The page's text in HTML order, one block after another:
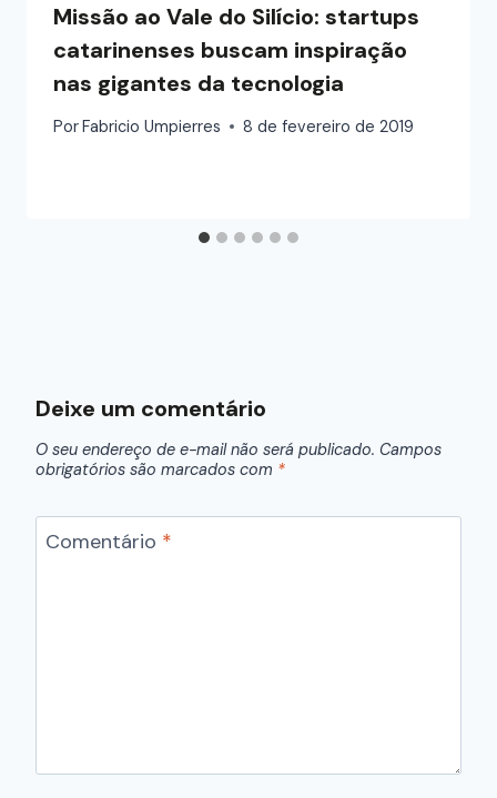
Missão ao Vale do Silício: startups
catarinenses buscam inspiração
nas gigantes da tecnologia
PorFabricio Umpierres 8 de fevereiro de 2019
Deixe um comentário
O seu endereço de e-mail não será publicado. Campos
obrigatórios são marcados com *
Comentário *